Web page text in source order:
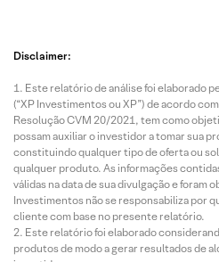
Disclaimer:
Este relatório de análise foi elaborado
(“XP Investimentos ou XP”) de acordo
Resolução CVM 20/2021, tem como
possam auxiliar o investidor a tomar sua
constituindo qualquer tipo de oferta ou
qualquer produto. As informações
válidas na data de sua divulgação e foram
Investimentos não se responsabiliza por
cliente com base no presente relatório.
Este relatório foi elaborado
produtos de modo a gerar resultados de